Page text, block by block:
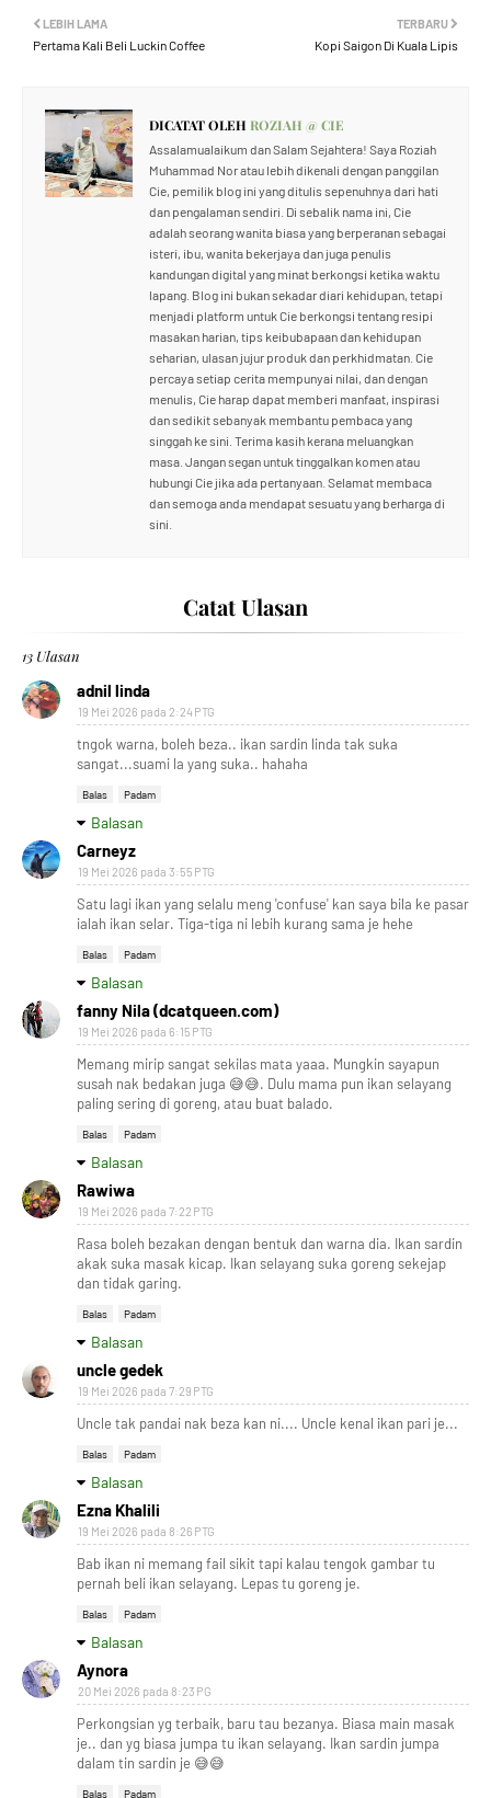
TERBARU
Kopi Saigon Di Kuala Lipis
LEBIH LAMA
Pertama Kali Beli Luckin Coffee
DICATAT OLEH ROZIAH @ CIE
Assalamualaikum dan Salam Sejahtera! Saya Roziah
Muhammad Nor atau lebih dikenali dengan panggilan
Cie, pemilik blog ini yang ditulis sepenuhnya dari hati
dan pengalaman sendiri. Di sebalik nama ini, Cie
adalah seorang wanita biasa yang berperanan sebagai
isteri, ibu, wanita bekerjaya dan juga penulis
kandungan digital yang minat berkongsi ketika waktu
lapang. Blog ini bukan sekadar diari kehidupan, tetapi
menjadi platform untuk Cie berkongsi tentang resipi
masakan harian, tips keibubapaan dan kehidupan
seharian, ulasan jujur produk dan perkhidmatan. Cie
percaya setiap cerita mempunyai nilai, dan dengan
menulis, Cie harap dapat memberi manfaat, inspirasi
dan sedikit sebanyak membantu pembaca yang
singgah ke sini. Terima kasih kerana meluangkan
masa. Jangan segan untuk tinggalkan komen atau
hubungi Cie jika ada pertanyaan. Selamat membaca
dan semoga anda mendapat sesuatu yang berharga di
sini.
Catat Ulasan
13 Ulasan
adnil linda
19 Mei 2026 pada 2:24 PTG
tngok warna, boleh beza.. ikan sardin linda tak suka
sangat...suami la yang suka.. hahaha
Balas Padam
Balasan
Carneyz
19 Mei 2026 pada 3:55 PTG
Satu lagi ikan yang selalu meng 'confuse' kan saya bila ke pasar
ialah ikan selar. Tiga-tiga ni lebih kurang sama je hehe
Balas Padam
Balasan
fanny Nila (dcatqueen.com)
19 Mei 2026 pada 6:15 PTG
Memang mirip sangat sekilas mata yaaa. Mungkin sayapun
susah nak bedakan juga 😅😅. Dulu mama pun ikan selayang
paling sering di goreng, atau buat balado.
Balas Padam
Balasan
Rawiwa
19 Mei 2026 pada 7:22 PTG
Rasa boleh bezakan dengan bentuk dan warna dia. Ikan sardin
akak suka masak kicap. Ikan selayang suka goreng sekejap
dan tidak garing.
Balas Padam
Balasan
uncle gedek
19 Mei 2026 pada 7:29 PTG
Uncle tak pandai nak beza kan ni.... Uncle kenal ikan pari je...
Balas Padam
Balasan
Ezna Khalili
19 Mei 2026 pada 8:26 PTG
Bab ikan ni memang fail sikit tapi kalau tengok gambar tu
pernah beli ikan selayang. Lepas tu goreng je.
Balas Padam
Balasan
Aynora
20 Mei 2026 pada 8:23 PG
Perkongsian yg terbaik, baru tau bezanya. Biasa main masak
je.. dan yg biasa jumpa tu ikan selayang. Ikan sardin jumpa
dalam tin sardin je 😅😅
Balas Padam